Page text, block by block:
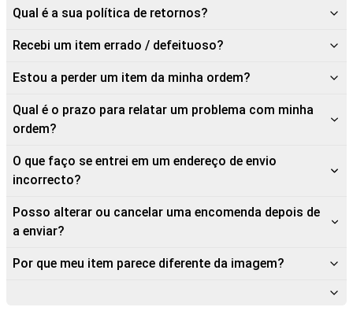
Qual é a sua política de retornos?
Recebi um item errado / defeituoso?
Estou a perder um item da minha ordem?
Qual é o prazo para relatar um problema com minha
ordem?
O que faço se entrei em um endereço de envio
incorrecto?
Posso alterar ou cancelar uma encomenda depois de
a enviar?
Por que meu item parece diferente da imagem?